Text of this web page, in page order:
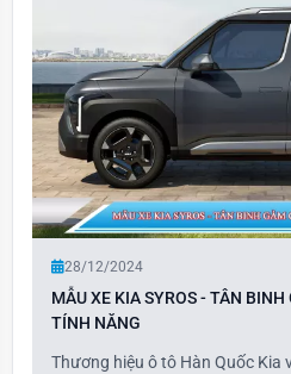
28/12/2024
MẪU XE KIA SYROS - TÂN
TÍNH NĂNG
Thương hiệu ô tô Hàn Quốc Kia